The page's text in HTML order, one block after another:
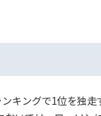
キングで1位を独走